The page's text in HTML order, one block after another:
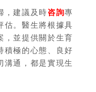
，建議及時咨詢專
估。醫生將根據具
，並提供關於生育
積極的心態、良好
溝通，都是實現生